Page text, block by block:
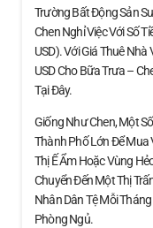
Trường Bất Động Sản
Chen Nghỉ Việc Với Số
USD). Với Giá Thuê
USD Cho Bữa Trưa –
Tại Đây.
Giống Như Chen, Một
Thành Phố Lớn Để Mua
Thị Ế Ẩm Hoặc Vùng
Chuyển Đến Một Thị
Nhân Dân Tệ Mỗi
Phòng Ngủ.